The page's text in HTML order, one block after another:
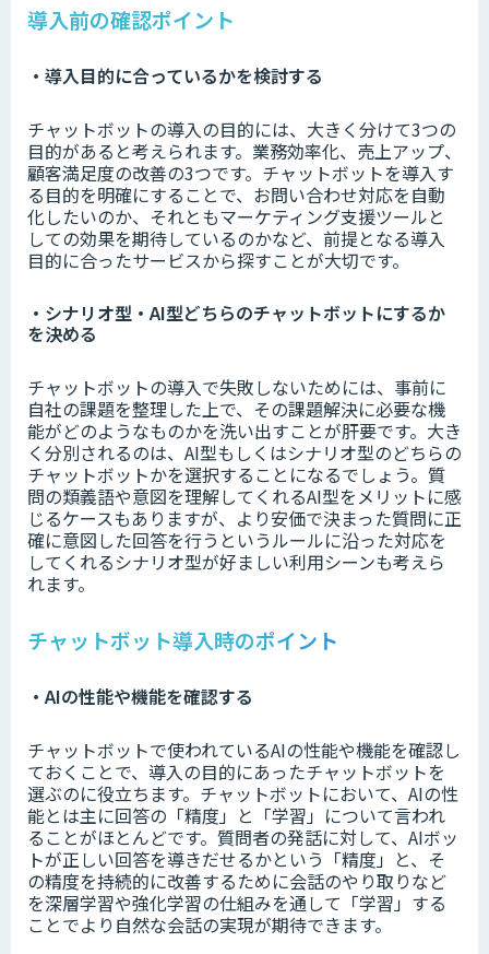
導入前の確認ポイント
・導入目的に合っているかを検討する
チャットボットの導入の目的には、大きく分けて3つの
目的があると考えられます。業務効率化、売上アップ、
顧客満足度の改善の3つです。チャットボットを導入す
る目的を明確にすることで、お問い合わせ対応を自動
化したいのか、それともマーケティング支援ツールと
しての効果を期待しているのかなど、前提となる導入
目的に合ったサービスから探すことが大切です。
・シナリオ型・AI型どちらのチャットボットにするか
を決める
チャットボットの導入で失敗しないためには、事前に
自社の課題を整理した上で、その課題解決に必要な機
能がどのようなものかを洗い出すことが肝要です。大き
く分別されるのは、AI型もしくはシナリオ型のどちらの
チャットボットかを選択することになるでしょう。質
問の類義語や意図を理解してくれるAI型をメリットに感
じるケースもありますが、より安価で決まった質問に正
確に意図した回答を行うというルールに沿った対応を
してくれるシナリオ型が好ましい利用シーンも考えら
れます。
チャットボット導入時のポイント
・AIの性能や機能を確認する
チャットボットで使われているAIの性能や機能を確認し
ておくことで、導入の目的にあったチャットボットを
選ぶのに役立ちます。チャットボットにおいて、AIの性
能とは主に回答の「精度」と「学習」について言われ
ることがほとんどです。質問者の発話に対して、AIボッ
トが正しい回答を導きだせるかという「精度」と、そ
の精度を持続的に改善するために会話のやり取りなど
を深層学習や強化学習の仕組みを通して「学習」する
ことでより自然な会話の実現が期待できます。